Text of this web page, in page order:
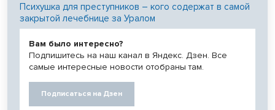
Психушка для преступников – кого содержат в самой
закрытой лечебнице за Уралом
Вам было интересно?
Подпишитесь на наш канал в Яндекс. Дзен. Все
самые интересные новости отобраны там.
Подписаться на Дзен